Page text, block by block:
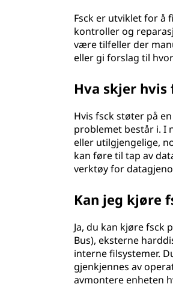
Fsck er utviklet for å
kontroller og
være tilfeller der
eller gi forslag til
Hva skjer
Hvis fsck støter på
problemet består i. I
eller utilgjengelige,
kan føre til tap av
verktøy for
Kan jeg kjøre
Ja, du kan kjøre fsck
Bus), eksterne
interne filsystemer.
gjenkjennes av
avmontere enheten